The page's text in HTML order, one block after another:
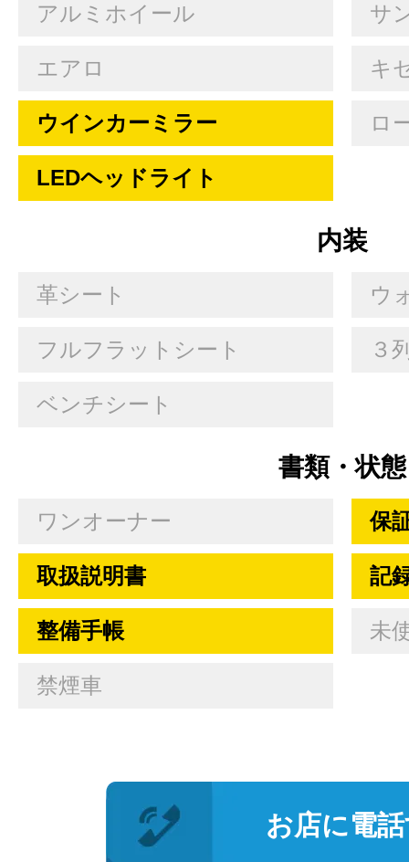
アルミホイール サ
エアロ キ
ウインカーミラー ロ
LEDヘッドライト
内装
革シート ウ
フルフラットシート ３
ベンチシート
書類・状態
ワンオーナー 保
取扱説明書 記
整備手帳 未
禁煙車
お店に電